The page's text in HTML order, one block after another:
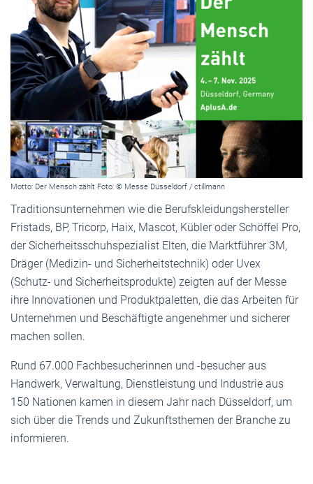
Motto: Der Mensch zählt Foto: © Messe Düsseldorf / ctillmann
Traditionsunternehmen wie die Berufskleidungshersteller
Fristads, BP, Tricorp, Haix, Mascot, Kübler oder Schöffel Pro,
der Sicherheitsschuhspezialist Elten, die Marktführer 3M,
Dräger (Medizin- und Sicherheitstechnik) oder Uvex
(Schutz- und Sicherheitsprodukte) zeigten auf der Messe
ihre Innovationen und Produktpaletten, die das Arbeiten für
Unternehmen und Beschäftigte angenehmer und sicherer
machen sollen.
Rund 67.000 Fachbesucherinnen und -besucher aus
Handwerk, Verwaltung, Dienstleistung und Industrie aus
150 Nationen kamen in diesem Jahr nach Düsseldorf, um
sich über die Trends und Zukunftsthemen der Branche zu
informieren.